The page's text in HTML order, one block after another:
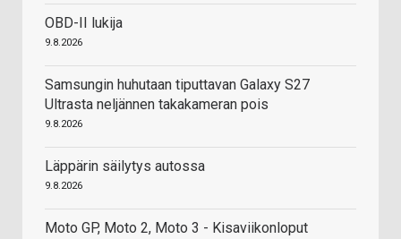
OBD-II lukija
9.8.2026
Samsungin huhutaan tiputtavan Galaxy S27
Ultrasta neljännen takakameran pois
9.8.2026
Läppärin säilytys autossa
9.8.2026
Moto GP, Moto 2, Moto 3 - Kisaviikonloput